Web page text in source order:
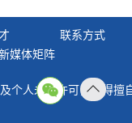
联系方式
媒体矩阵
个人未经许可，不得擅